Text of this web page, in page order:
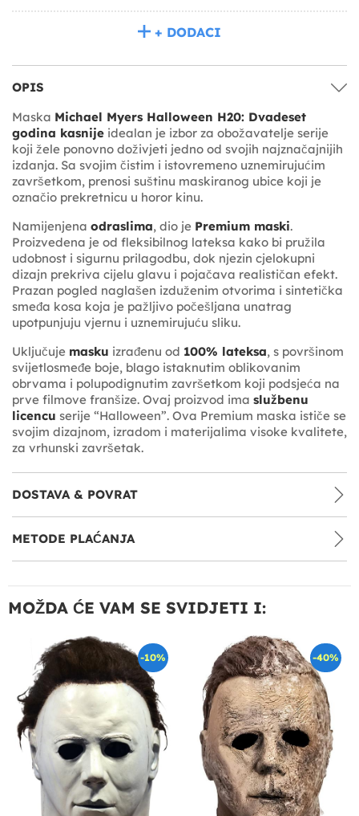
+ DODACI
OPIS
Maska Michael Myers Halloween H20: Dvadeset
godina kasnije idealan je izbor za obožavatelje serije
koji žele ponovno doživjeti jedno od svojih najznačajnijih
izdanja. Sa svojim čistim i istovremeno uznemirujućim
završetkom, prenosi suštinu maskiranog ubice koji je
označio prekretnicu u horor kinu.
Namijenjena odraslima, dio je Premium maski.
Proizvedena je od fleksibilnog lateksa kako bi pružila
udobnost i sigurnu prilagodbu, dok njezin cjelokupni
dizajn prekriva cijelu glavu i pojačava realističan efekt.
Prazan pogled naglašen izduženim otvorima i sintetička
smeđa kosa koja je pažljivo počešljana unatrag
upotpunjuju vjernu i uznemirujuću sliku.
Uključuje masku izrađenu od 100% lateksa, s površinom
svijetlosmeđe boje, blago istaknutim oblikovanim
obrvama i polupodignutim završetkom koji podsjeća na
prve filmove franšize. Ovaj proizvod ima službenu
licencu serije “Halloween”. Ova Premium maska ističe se
svojim dizajnom, izradom i materijalima visoke kvalitete,
za vrhunski završetak.
DOSTAVA & POVRAT
METODE PLAĆANJA
MOŽDA ĆE VAM SE SVIDJETI I:
-10% -40%